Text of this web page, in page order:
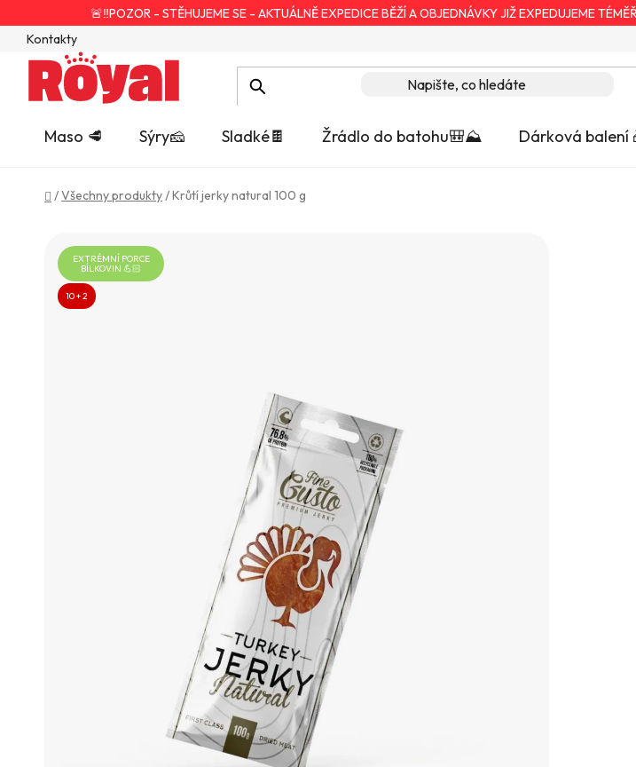
na
obsah
🚨‼️POZOR - STĚHUJEME SE - AKTUÁLNĚ EXPEDICE BĚŽÍ A OBJEDNÁVKY JIŽ EXPEDUJEME
Kontakty
Maso 🥩 Sýry🧀 Sladké🍫 Žrádlo do batohu🎒⛰️ Dárková balení
Domů
/Všechny produkty/Krůtí jerky natural 100 g
EXTRÉMNÍ PORCE
BÍLKOVIN 💪🏻
10 + 2